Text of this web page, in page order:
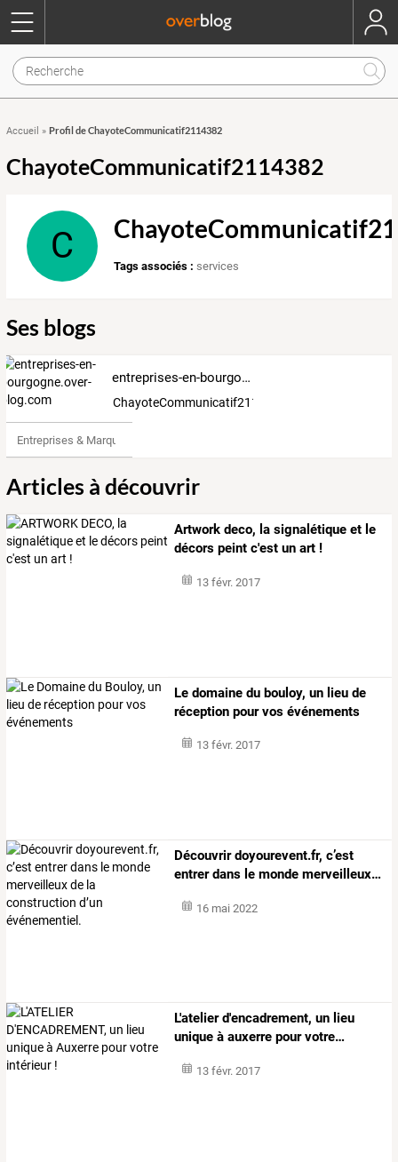
Accueil » Profil de ChayoteCommunicatif2114382
ChayoteCommunicatif2114382
C Tags associés : services
Ses blogs
entreprises-en-bourgogne.over-blog.com
ChayoteCommunicatif2114382
Entreprises & Marques
Articles à découvrir
Artwork deco, la signalétique et le
décors peint c'est un art !
13 févr. 2017
Le domaine du bouloy, un lieu de
réception pour vos événements
13 févr. 2017
Découvrirdoyourevent.fr, c’est
entrerdans le monde merveilleux…
16 mai 2022
L'atelierd'encadrement, un lieu
unique à auxerre pourvotre…
13 févr. 2017